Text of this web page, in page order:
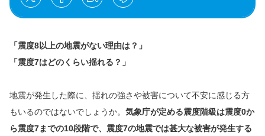
「震度8以上の地震がない理由は？」
「震度7はどのくらい揺れる？」
地震が発生した際に、揺れの強さや被害について不安に感じる方
もいるのではないでしょうか。 気象庁が定める震度階級は震度0か
ら震度7までの10段階で、震度7の地震では甚大な被害が発生する